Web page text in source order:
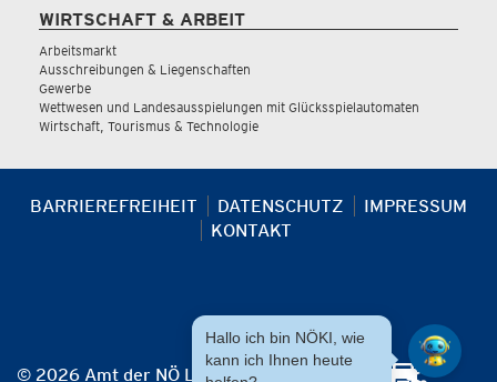
WIRTSCHAFT & ARBEIT
Arbeitsmarkt
Ausschreibungen & Liegenschaften
Gewerbe
Wettwesen und Landesausspielungen mit Glücksspielautomaten
Wirtschaft, Tourismus & Technologie
BARRIEREFREIHEIT DATENSCHUTZ
IMPRESSUM
KONTAKT
© 2026 Amt der NÖ Landesregierung
Hallo ich bin NÖKI, wie
kann ich Ihnen heute